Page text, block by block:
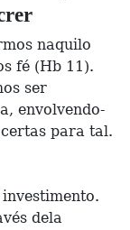
naquilo
fé (Hb 11).
ser
envolvendo-
certas para tal.
dela